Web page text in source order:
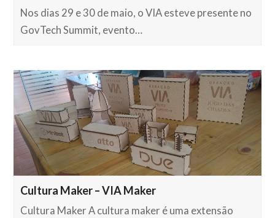
Nos dias 29 e 30 de maio, o VIA esteve presente no
GovTech Summit, evento…
Cultura Maker – VIA Maker
Cultura Maker A cultura maker é uma extensão